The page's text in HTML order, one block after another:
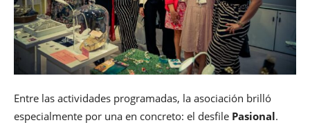
Entre las actividades programadas, la asociación brilló
especialmente por una en concreto: el desfile Pasional.